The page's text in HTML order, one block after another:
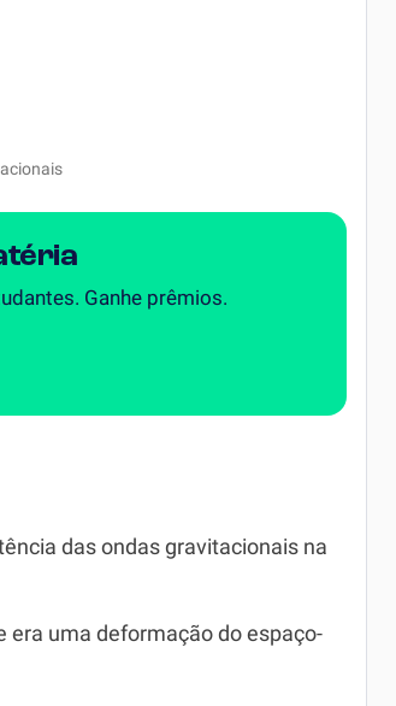
Ganhe prêmios.
das ondas gravitacionais na
era uma deformação do espaço-